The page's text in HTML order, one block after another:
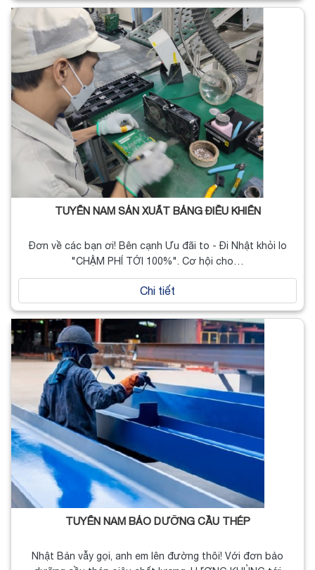
TUYỂN NAM SẢN XUẤT BẢNG ĐIỀU KHIỂN
Đơn về các bạn ơi! Bên cạnh Ưu đãi to - Đi Nhật khỏi lo
"CHẬM PHÍ TỚI 100%". Cơ hội cho…
Chi tiết
TUYỂN NAM BẢO DƯỠNG CẦU THÉP
Nhật Bản vẫy gọi, anh em lên đường thôi! Với đơn bảo